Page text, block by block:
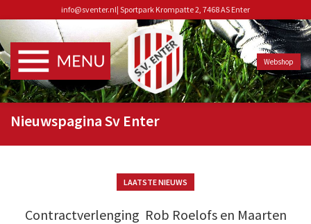
info@sventer.nl| Sportpark Krompatte 2, 7468 AS Enter
Webshop
Nieuwspagina Sv Enter
LAATSTE NIEUWS
Contractverlenging Rob Roelofs en Maarten